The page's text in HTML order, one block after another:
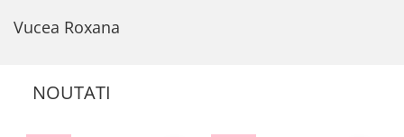
Vucea Roxana
NOUTATI